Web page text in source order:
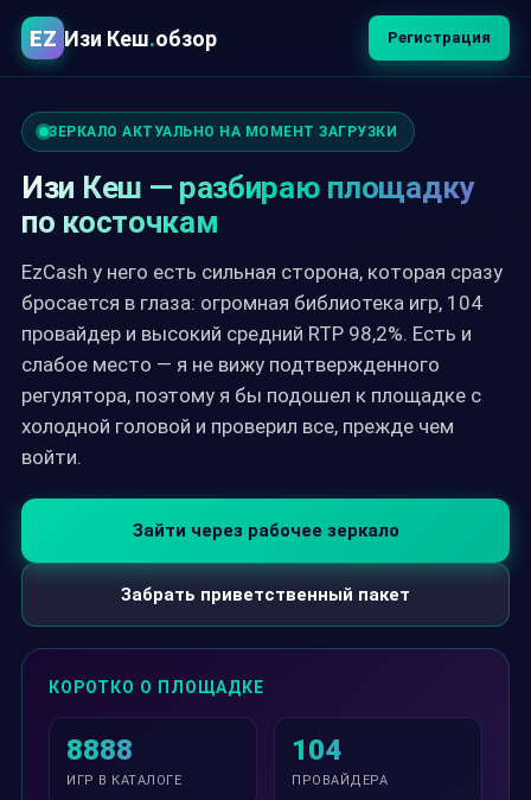
EZ Изи Кеш.обзор Регистрация
ЗЕРКАЛО АКТУАЛЬНО НА МОМЕНТ ЗАГРУЗКИ
Изи Кеш — разбираю площадку
по косточкам
EzCash у него есть сильная сторона, которая сразу
бросается в глаза: огромная библиотека игр, 104
провайдер и высокий средний RTP 98,2%. Есть и
слабое место — я не вижу подтвержденного
регулятора, поэтому я бы подошел к площадке с
холодной головой и проверил все, прежде чем
войти.
Зайти через рабочее зеркало
Забрать приветственный пакет
КОРОТКО О ПЛОЩАДКЕ
8888
ИГР В КАТАЛОГЕ
104
ПРОВАЙДЕРА